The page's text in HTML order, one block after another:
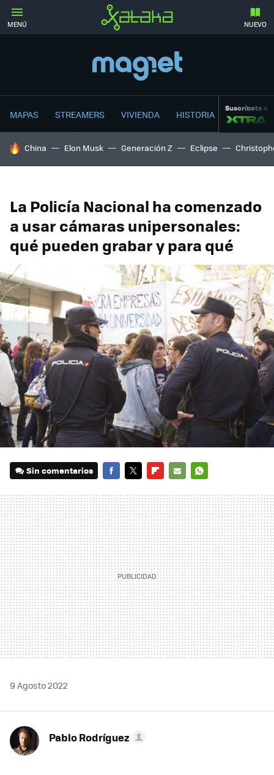
MENÚ NUEVO
MAPAS STREAMERS VIVIENDA HISTORIA Suscríbete a
HOY SE HABLA DE
China Elon Musk Generación Z Eclipse
La Policía Nacional ha comenzado
a usar cámaras unipersonales:
qué pueden grabar y para qué
Sin comentarios
MAIL
9 Agosto 2022
Pablo Rodríguez